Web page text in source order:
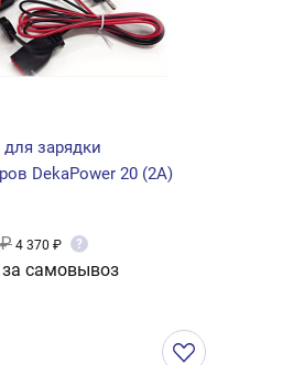
зарядки
DekaPower 20 (2А)
4 370 ₽ ?
самовывоз